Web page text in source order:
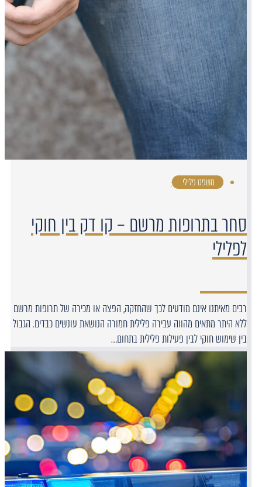
משפט פלילי ·
סחר בתרופות מרשם – קו דק בין חוקי
לפלילי
רבים מאיתנו אינם מודעים לכך שהחזקה, הפצה או מכירה של תרופות מרשם
ללא היתר מתאים מהווה עבירה פלילית חמורה הנושאת עונשים כבדים. הגבול
בין שימוש חוקי לבין פעילות פלילית בתחום…